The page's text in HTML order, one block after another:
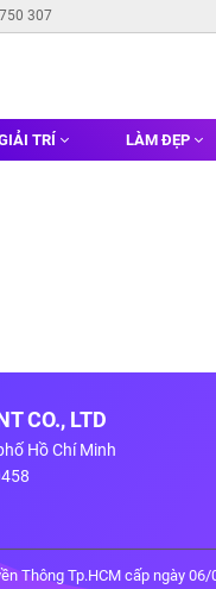
307
TRÍ LÀM ĐẸP
CO., LTD
Hồ Chí Minh
Thông Tp.HCM cấp ngày